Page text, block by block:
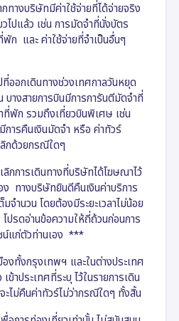
กทางบริษัทมีค่าใช้จ่ายที่ได้จ่ายจริง
ไปแล้ว เช่น การมัดจำที่นั่งบัตร
ก และ ค่าใช้จ่ายที่จำเป็นอื่นๆ
ออกเดินทางช่วงเทศกาลวันหยุด
บางสายการบินมีการการันตีมัดจำที่
ที่พัก รวมถึงเที่ยวบินพิเศษ เช่น
การคืนเงินมัดจำ หรือ ค่าทัวร์
ลิกด้วยกรณีใดๆ
กการเดินทางที่บริษัทได้โฆษณาไว้
ทางบริษัทยินดีคืนเงินค่าบริการ
จำนวน โดยต้องมีระยะเวลาไม่น้อย
ปรดอ่านข้อความให้ถี่ถ้วนก่อนการ
น์แก่ตัวท่านเอง ***
งทั้งกรุงเทพฯ และในต่างประเทศ
ข้าประเทศที่ระบุ ไว้ในรายการเดิน
ไม่คืนค่าทัวร์ไม่ว่ากรณีใดๆ ทั้งสิ้น